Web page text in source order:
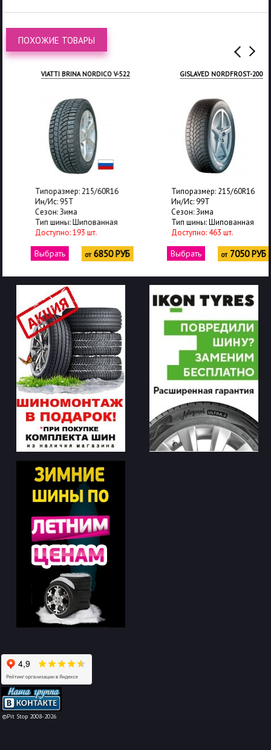
ПОХОЖИЕ ТОВАРЫ
VIATTI BRINA NORDICO V-522
Типоразмер: 215/60R16
Ин/Ис: 95T
Сезон: Зима
Тип шины: Шипованная
Доступно: 193 шт.
Выбрать 6850 РУБ
GISLAVED NORDFROST-200
Типоразмер: 215/60R16
Ин/Ис: 99T
Сезон: Зима
Тип шины: Шипованная
Доступно: 463 шт.
Выбрать 7050 РУБ
©Pit Stop 2008-2026
-->